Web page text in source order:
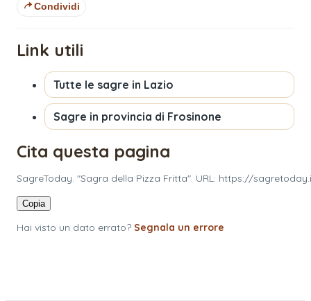
Condividi
Link utili
Tutte le sagre in Lazio
Sagre in provincia di Frosinone
Cita questa pagina
SagreToday. "Sagra della Pizza Fritta". URL: https://
Copia
Hai visto un dato errato? Segnala un errore